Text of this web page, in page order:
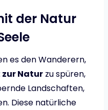
der Natur
es den Wanderern,
Natur zu spüren,
Landschaften,
Diese natürliche